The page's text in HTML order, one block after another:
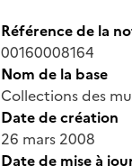
Référence de la
00160008164
Nom de la base
Collections des
Date de création
26 mars 2008
Date de mise à